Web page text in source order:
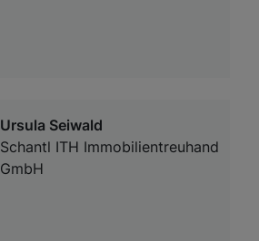
Ursula Seiwald
Schantl ITH Immobilientreuhand
GmbH